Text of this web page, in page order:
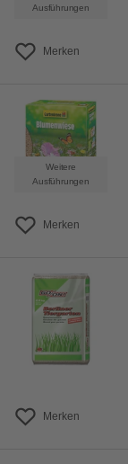
Ausführungen
Merken
Weitere
Ausführungen
Merken
Merken